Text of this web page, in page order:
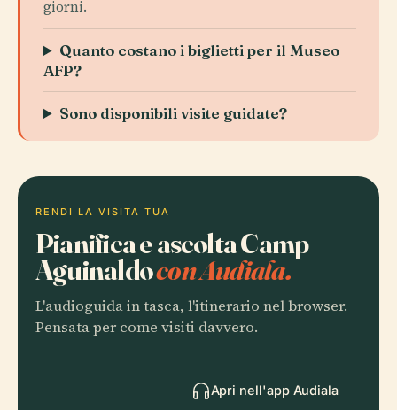
giorni.
Quanto costano i biglietti per il Museo
AFP?
Sono disponibili visite guidate?
RENDI LA VISITA TUA
Pianifica e ascolta Camp
Aguinaldocon Audiala.
L'audioguida in tasca, l'itinerario nel browser.
Pensata per come visiti davvero.
Apri nell'app Audiala